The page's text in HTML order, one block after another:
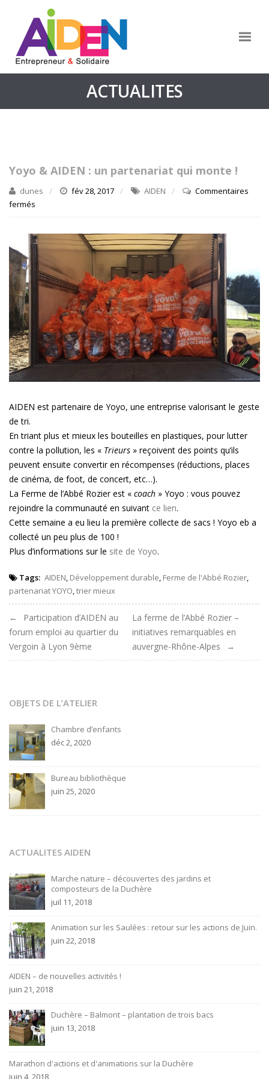
ACTUALITES
Yoyo & AIDEN : un partenariat qui monte !
dunes fév 28, 2017 AIDEN
Commentaires
fermés
AIDEN
:
un
partenariat
monte
AIDEN est partenaire de Yoyo, une entreprise valorisant le geste
de tri.
En triant plus et mieux les bouteilles en plastiques, pour lutter
contre la pollution, les « Trieurs » reçoivent des points qu’ils
peuvent ensuite convertir en récompenses (réductions, places
de cinéma, de foot, de concert, etc…).
La Ferme de l’Abbé Rozier est « coach » Yoyo : vous pouvez
rejoindre la communauté en suivant ce lien.
Cette semaine a eu lieu la première collecte de sacs ! Yoyo eb a
collecté un peu plus de 100 !
Plus d’informations sur le site de Yoyo.
Tags: AIDEN, Développement durable, Ferme de l'Abbé Rozier,
partenariat YOYO,trier mieux
Navigation
de
Participation d’AIDEN au
forum emploi au quartier du
Vergoin à Lyon 9ème
La ferme de l’Abbé Rozier –
initiatives remarquables en
auvergne-Rhône-Alpes
OBJETS DE L’ATELIER
Chambre d’enfants
déc 2, 2020
Bureau bibliothèque
juin 25, 2020
ACTUALITES AIDEN
Marche nature – découvertes des jardins et
composteurs de la Duchère
juil 11, 2018
Animation sur les Saulées : retour sur les actions de Juin.
juin 22, 2018
AIDEN – de nouvelles activités !
juin 21, 2018
Duchère – Balmont – plantation de trois bacs
juin 13, 2018
Marathon d'actions et d'animations sur la Duchère
juin 4, 2018